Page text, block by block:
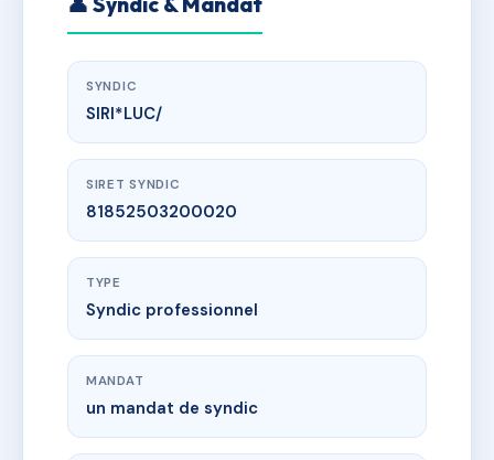
SYNDIC
SIRI*LUC/
SIRET SYNDIC
81852503200020
TYPE
Syndic professionnel
MANDAT
un mandat de syndic